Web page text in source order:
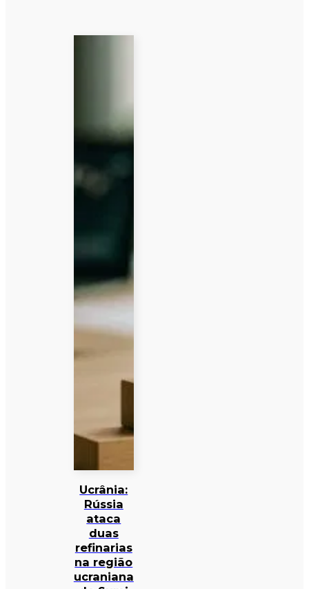
Ucrânia:
Rússia
ataca
duas
refinarias
na região
ucraniana